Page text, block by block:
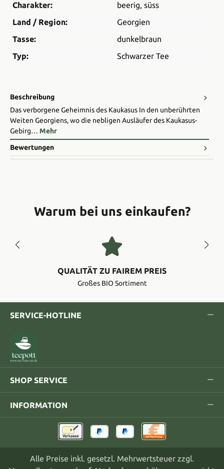
Charakter:
beerig, süss
Land / Region:
Georgien
Tasse:
dunkelbraun
Typ:
Schwarzer Tee
Beschreibung
Das verborgene Geheimnis des Kaukasus In den unberührten
Weiten Georgiens, wo die nebligen Ausläufer des Kaukasus-
Gebirg… Mehr
Bewertungen
Warum bei uns einkaufen?
QUALITÄT ZU FAIREM PREIS
Großes BIO Sortiment
SERVICE-HOTLINE
SHOP SERVICE
INFORMATION
Alle Preise inkl. gesetzl. Mehrwertsteuer zzgl.